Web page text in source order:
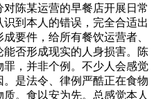
陈某运营的早餐店开展日常
到本人的错误，完全合适出
要件，给所有餐饮运营者、
否形成现实的人身损害。陈
，并非个例。不少人会感觉
是法令、律例严酷正在食物
。食以安为先。总感觉本人